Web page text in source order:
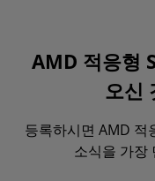
AMD 적응형
오신
등록하시면 AMD 적
소식을 가장